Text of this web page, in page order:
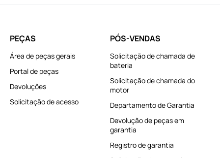
PEÇAS
Área de peças gerais
Portal de peças
Devoluções
Solicitação de acesso
PÓS-VENDAS
Solicitação de chamada de
bateria
Solicitação de chamada do
motor
Departamento de Garantia
Devolução de peças em
garantia
Registro de garantia